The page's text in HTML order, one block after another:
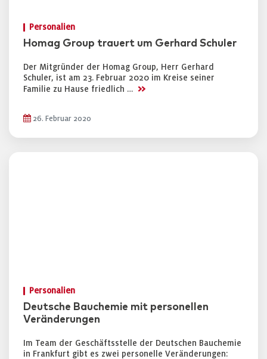
Personalien
Homag Group trauert um Gerhard Schuler
Der Mitgründer der Homag Group, Herr Gerhard
Schuler, ist am 23. Februar 2020 im Kreise seiner
Familie zu Hause friedlich … >>
26. Februar 2020
Personalien
Deutsche Bauchemie mit personellen
Veränderungen
Im Team der Geschäftsstelle der Deutschen Bauchemie
in Frankfurt gibt es zwei personelle Veränderungen: